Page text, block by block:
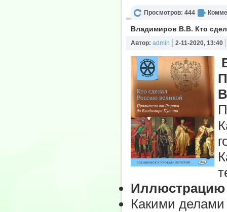
Просмотров: 444
Владимиров В.В. Кто
Автор: admin 2-11-2020, 13:40
Иллюстрацию
Какими